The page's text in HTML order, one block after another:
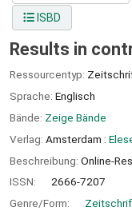
ISBD
Results in
Ressourcentyp:
Sprache: Englisch
Bände: Zeige Bände
Verlag: Amsterdam :
Beschreibung: Online-
ISSN:
2666-7207
Genre/Form: